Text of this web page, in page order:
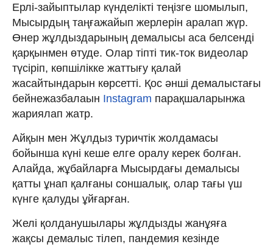
Ерлі-зайыптылар күнделікті теңізге шомылып,
Мысырдың таңғажайып жерлерін аралап жүр.
Өнер жұлдыздарының демалысы аса белсенді
қарқынмен өтуде. Олар тіпті тик-ток видеолар
түсіріп, көпшілікке жаттығу қалай
жасайтындарын көрсетті. Қос әнші демалыстағы
бейнежазбалаын Instagram парақшаларынжа
жариялап жатр.
Айқын мен Жұлдыз туричтік жолдамасы
бойынша күні кеше елге оралу керек болған.
Алайда, жұбайларға Мысырдағы демалысы
қатты ұнап қалғаны соншалық, олар тағы үш
күнге қалуды ұйғарған.
Желі қолданушылары жұлдызды жанұяға
жақсы демалыс тілеп, пандемия кезінде